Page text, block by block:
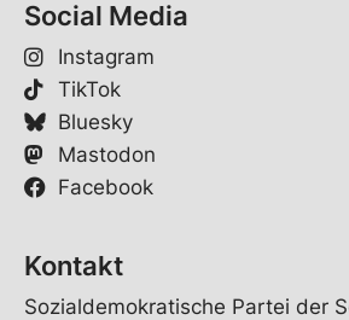
Social Media
Instagram
TikTok
Bluesky
Mastodon
Facebook
Kontakt
Sozialdemokratische Partei der